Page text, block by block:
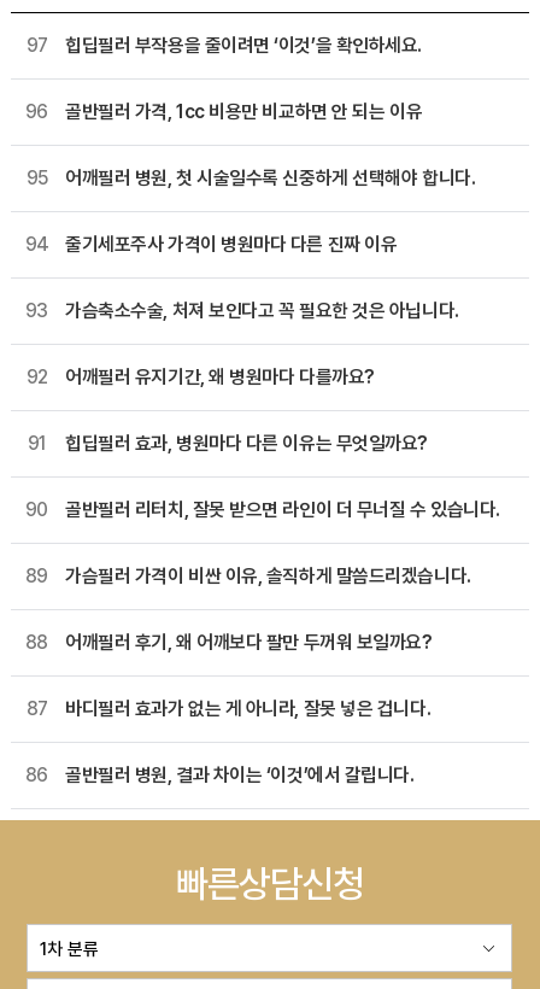
97 힙딥필러 부작용을 줄이려면 ‘이것’을 확인하세요.
96 골반필러 가격, 1cc 비용만 비교하면 안 되는 이유
95 어깨필러 병원, 첫 시술일수록 신중하게 선택해야 합니다.
94 줄기세포주사 가격이 병원마다 다른 진짜 이유
93 가슴축소수술, 처져 보인다고 꼭 필요한 것은 아닙니다.
92 어깨필러 유지기간, 왜 병원마다 다를까요?
91 힙딥필러 효과, 병원마다 다른 이유는 무엇일까요?
90 골반필러 리터치, 잘못 받으면 라인이 더 무너질 수 있습니다.
89 가슴필러 가격이 비싼 이유, 솔직하게 말씀드리겠습니다.
88 어깨필러 후기, 왜 어깨보다 팔만 두꺼워 보일까요?
87 바디필러 효과가 없는 게 아니라, 잘못 넣은 겁니다.
86 골반필러 병원, 결과 차이는 ‘이것’에서 갈립니다.
빠른상담신청